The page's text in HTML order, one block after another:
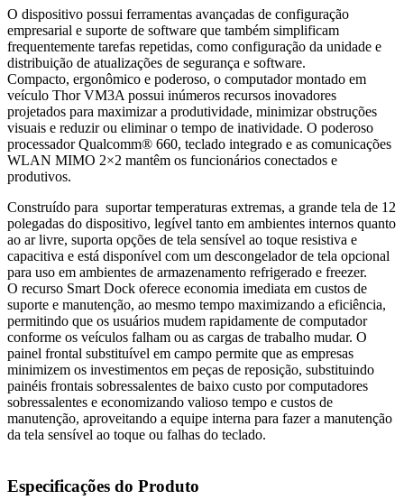
O dispositivo possui ferramentas avançadas de configuração
empresarial e suporte de software que também simplificam
frequentemente tarefas repetidas, como configuração da unidade e
distribuição de atualizações de segurança e software.
Compacto, ergonômico e poderoso, o computador montado em
veículo Thor VM3A possui inúmeros recursos inovadores
projetados para maximizar a produtividade, minimizar obstruções
visuais e reduzir ou eliminar o tempo de inatividade. O poderoso
processador Qualcomm® 660, teclado integrado e as comunicações
WLAN MIMO 2×2 mantêm os funcionários conectados e
produtivos.
Construído para suportar temperaturas extremas, a grande tela de 12
polegadas do dispositivo, legível tanto em ambientes internos quanto
ao ar livre, suporta opções de tela sensível ao toque resistiva e
capacitiva e está disponível com um descongelador de tela opcional
para uso em ambientes de armazenamento refrigerado e freezer.
O recurso Smart Dock oferece economia imediata em custos de
suporte e manutenção, ao mesmo tempo maximizando a eficiência,
permitindo que os usuários mudem rapidamente de computador
conforme os veículos falham ou as cargas de trabalho mudar. O
painel frontal substituível em campo permite que as empresas
minimizem os investimentos em peças de reposição, substituindo
painéis frontais sobressalentes de baixo custo por computadores
sobressalentes e economizando valioso tempo e custos de
manutenção, aproveitando a equipe interna para fazer a manutenção
da tela sensível ao toque ou falhas do teclado.
Especificações do Produto